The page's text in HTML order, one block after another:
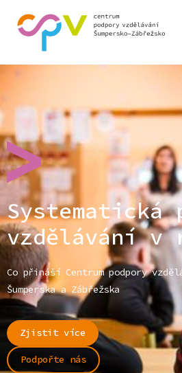
Systematická
vzdělávání v
Co přináší Centrum podpory
Šumperska a Zábřežska
Zjistit více
Podpořte nás